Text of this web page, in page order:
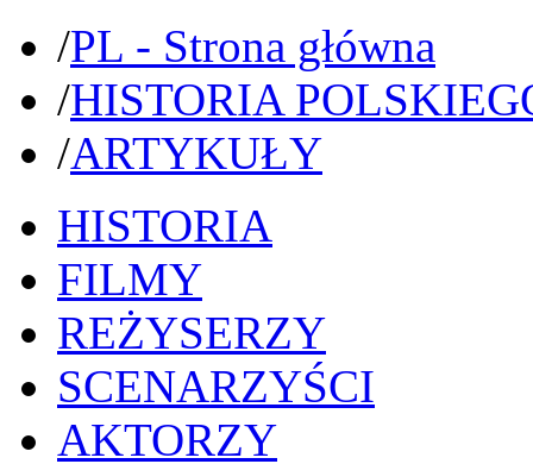
/PL - Strona główna
/HISTORIA
/ARTYKUŁY
HISTORIA
FILMY
REŻYSERZY
SCENARZYŚCI
AKTORZY